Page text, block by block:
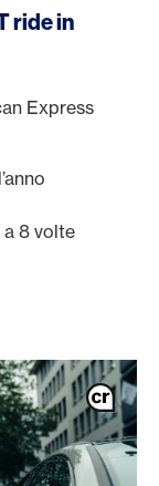
ride in
Express
8 volte